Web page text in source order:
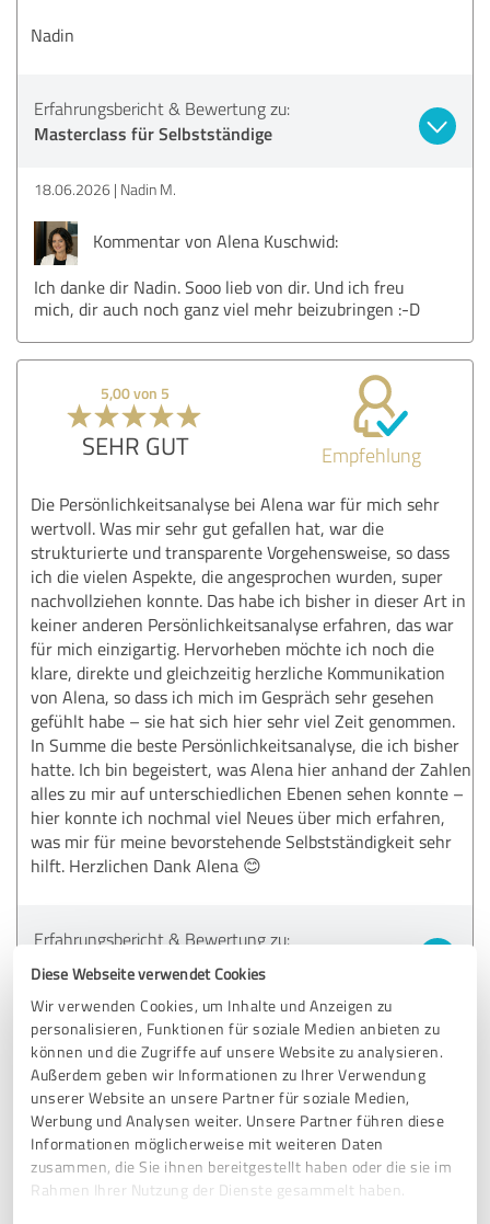
Diese Webseite verwendet Cookies
Wir verwenden Cookies, um Inhalte und Anzeigen zu
personalisieren, Funktionen für soziale Medien anbieten zu
können und die Zugriffe auf unsere Website zu analysieren.
Außerdem geben wir Informationen zu Ihrer Verwendung
unserer Website an unsere Partner für soziale Medien,
Werbung und Analysen weiter. Unsere Partner führen diese
Informationen möglicherweise mit weiteren Daten
zusammen, die Sie ihnen bereitgestellt haben oder die sie im
Rahmen Ihrer Nutzung der Dienste gesammelt haben.
Nadin
Erfahrungsbericht & Bewertung zu:
Masterclass für Selbstständige
18.06.2026 Nadin M.
Kommentar von Alena Kuschwid:
Ich danke dir Nadin. Sooo lieb von dir. Und ich freu
mich, dir auch noch ganz viel mehr beizubringen :-D
5,00 von 5
SEHR GUT Empfehlung
Die Persönlichkeitsanalyse bei Alena war für mich sehr
wertvoll. Was mir sehr gut gefallen hat, war die
strukturierte und transparente Vorgehensweise, so dass
ich die vielen Aspekte, die angesprochen wurden, super
nachvollziehen konnte. Das habe ich bisher in dieser Art in
keiner anderen Persönlichkeitsanalyse erfahren, das war
für mich einzigartig. Hervorheben möchte ich noch die
klare, direkte und gleichzeitig herzliche Kommunikation
von Alena, so dass ich mich im Gespräch sehr gesehen
gefühlt habe – sie hat sich hier sehr viel Zeit genommen.
In Summe die beste Persönlichkeitsanalyse, die ich bisher
hatte. Ich bin begeistert, was Alena hier anhand der Zahlen
alles zu mir auf unterschiedlichen Ebenen sehen konnte –
hier konnte ich nochmal viel Neues über mich erfahren,
was mir für meine bevorstehende Selbstständigkeit sehr
hilft. Herzlichen Dank Alena 😊
Erfahrungsbericht & Bewertung zu:
Alena Kuschwid
04.06.2026
Kommentar von Alena Kuschwid:
Danke dir Irmgard für dein Vertrauen und danke für
deine Worte. So lieb und freut mich, dass ich dir helfen
konnte